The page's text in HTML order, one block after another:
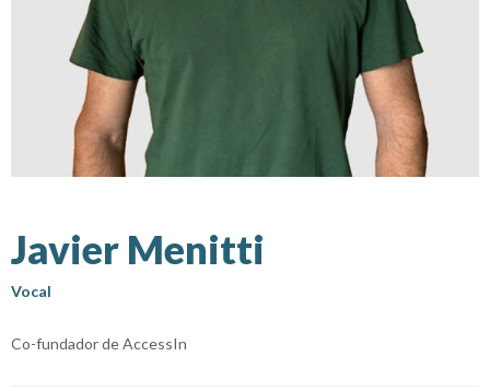
Javier Menitti
Vocal
Co-fundador de AccessIn